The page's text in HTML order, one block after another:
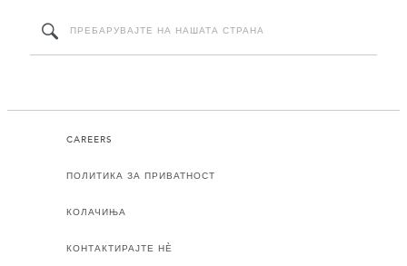
CAREERS
ПОЛИТИКА ЗА ПРИВАТНОСТ
КОЛАЧИЊА
КОНТАКТИРАЈТЕ НЀ